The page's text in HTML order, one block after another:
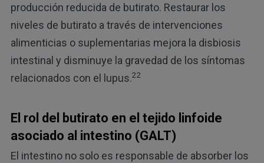
producción reducida de butirato. Restaurar los
niveles de butirato a través de intervenciones
alimenticias o suplementarias mejora la disbiosis
intestinal y disminuye la gravedad de los síntomas
relacionados con el lupus.22
El rol del butirato en el tejido linfoide
asociado al intestino (GALT)
El intestino no solo es responsable de absorber los